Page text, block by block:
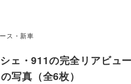
ス・新車
ェ・911の完全リアビ
写真（全6枚）